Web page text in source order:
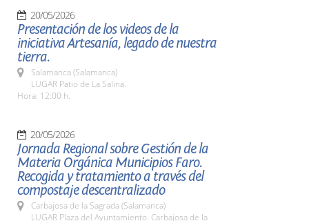
20/05/2026
Presentación de los videos de la
iniciativa Artesanía, legado de nuestra
tierra.
Salamanca (Salamanca)
LUGAR Patio de La Salina.
Hora: 12:00 h.
20/05/2026
Jornada Regional sobre Gestión de la
Materia Orgánica Municipios Faro.
Recogida y tratamiento a través del
compostaje descentralizado
Carbajosa de la Sagrada (Salamanca)
LUGAR Plaza del Ayuntamiento. Carbajosa de la